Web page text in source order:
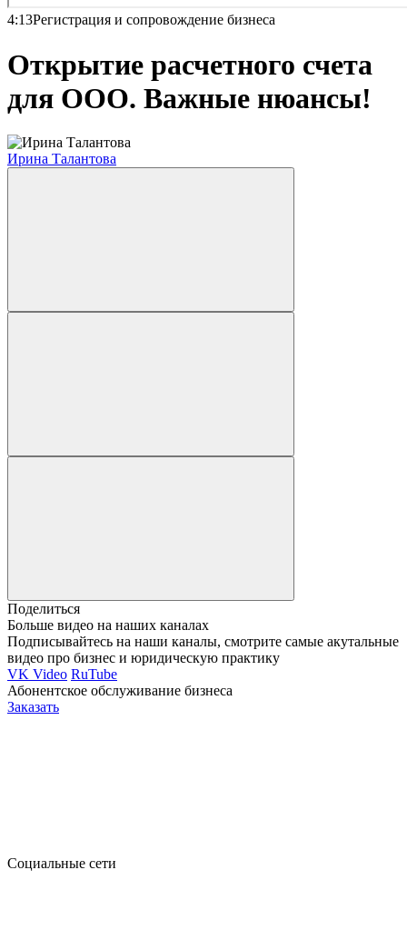
4:13Регистрация и сопровождение бизнеса
Открытие расчетного счета
для ООО. Важные нюансы!
Ирина Талантова
Поделиться
Больше видео на наших каналах
Подписывайтесь на наши каналы, смотрите самые акутальные
видео про бизнес и юридическую практику
VK Video RuTube
Абонентское обслуживание бизнеса
Заказать
Социальные сети